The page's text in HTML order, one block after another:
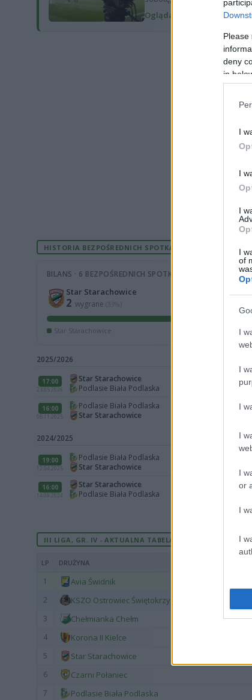
Please
deny
in
I
I
I
I
of
I
I
I
I
I
or
I
I
Oglądaj transmisję na
HISTORIA BEZPOŚREDNICH SPOTKAŃ
BILANS · 6 BEZPOŚREDNICH SPOTKAŃ
Star Starachowice
2 wygrane (33%)
Star Starachowice
2025/2026
17:00
23.05.2026
Star Starachowice
Podlasie Biała Podlaska
16:00
08.11.2025
Podlasie Biała Podlaska
Star Starachowice
2024/2025
19:00
12.04.2025
Podlasie Biała Podlaska
Star Starachowice
16:00
14.09.2024
Star Starachowice
Podlasie Biała Podlaska
III LIGA, GR. IV - AKTUALNA TABELA
LP DRUŻYNA
1 Avia Świdnik
2 KSZO Ostrowiec Świętokrzyski
3 Chełmianka Chełm
4 Korona II Kielce
5 Star Starachowice
6 Czarni Połaniec
7 Podlasie Biała Podlaska